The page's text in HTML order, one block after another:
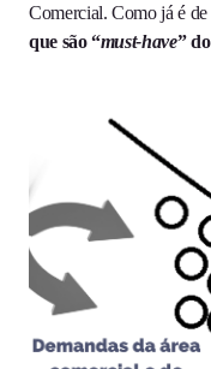
Comercial. Como já é de
que são “must-have”